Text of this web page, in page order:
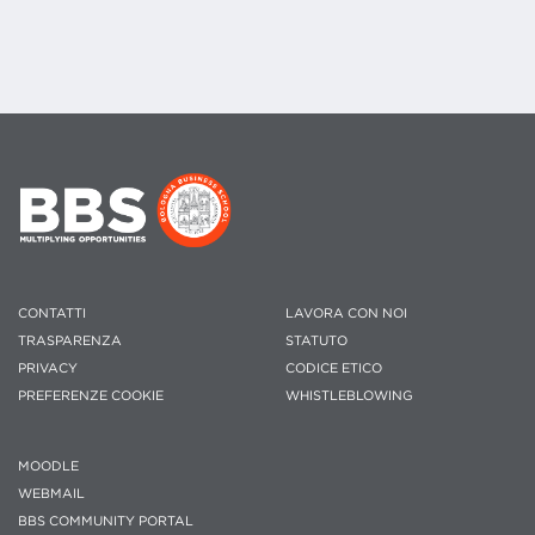
CONTATTI
TRASPARENZA
PRIVACY
PREFERENZE COOKIE
LAVORA CON NOI
STATUTO
CODICE ETICO
WHISTLEBLOWING
MOODLE
WEBMAIL
BBS COMMUNITY PORTAL